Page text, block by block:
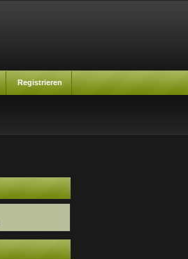
Registrieren